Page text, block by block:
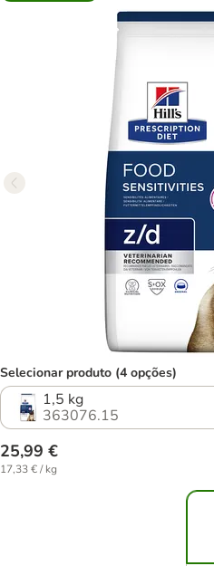
Selecionar produto (4 opções)
1,5 kg
363076.15
25,99 €
17,33 € / kg